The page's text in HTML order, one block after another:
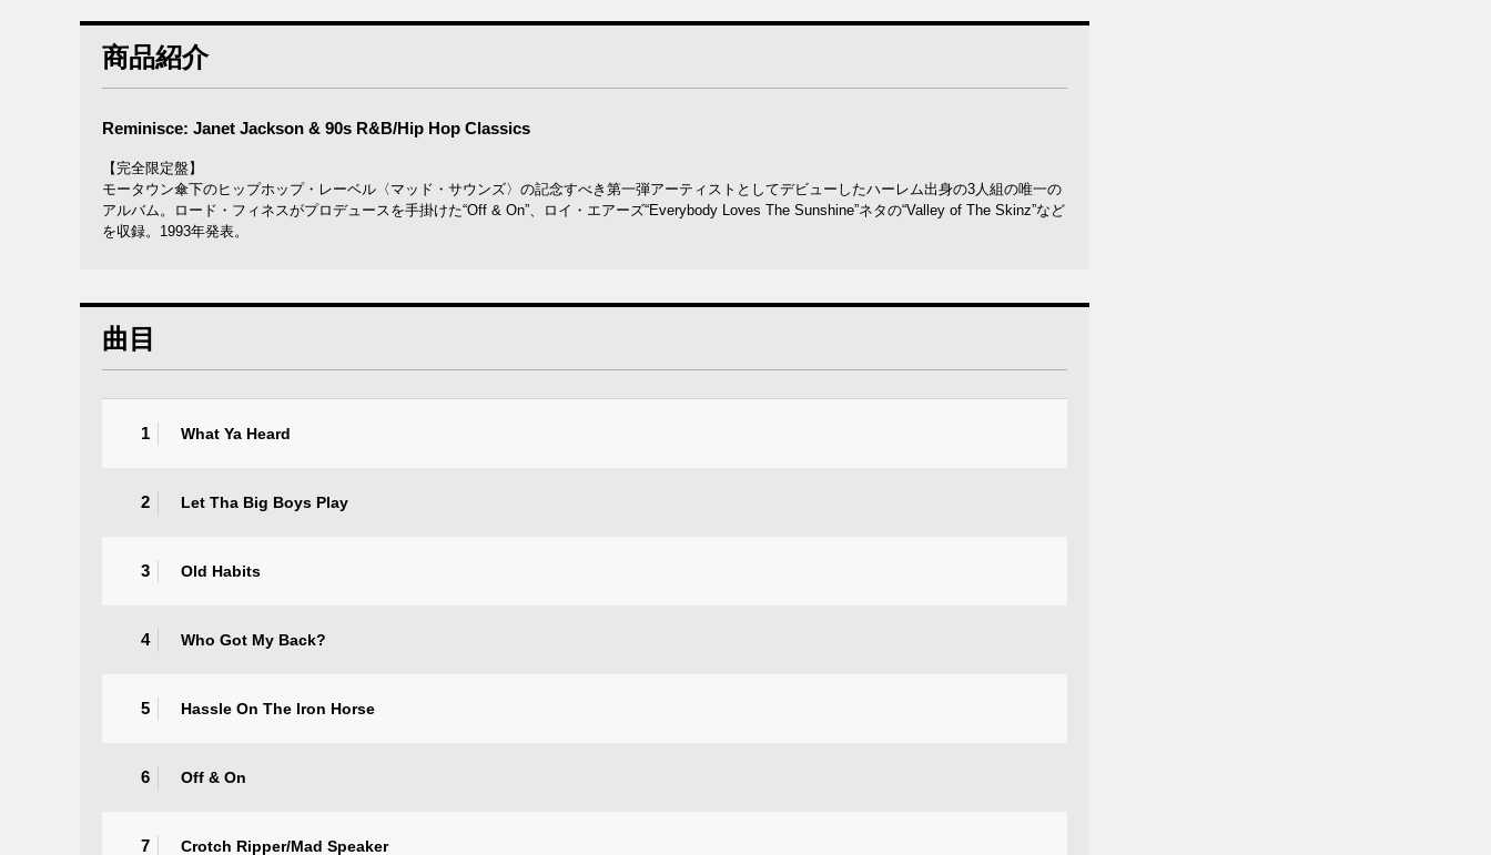
商品紹介
Reminisce: Janet Jackson & 90s R&B/Hip Hop Classics
【完全限定盤】
モータウン傘下のヒップホップ・レーベル〈マッド・サウンズ〉の記念すべき第一弾アーティストとしてデビューしたハーレム出身の3人組の唯一の
アルバム。ロード・フィネスがプロデュースを手掛けた“Off & On”、ロイ・エアーズ“Everybody Loves The Sunshine”ネタの“Valley of The Skinz”など
を収録。1993年発表。
曲目
1 What Ya Heard
2 Let Tha Big Boys Play
3 Old Habits
4 Who Got My Back?
5 Hassle On The Iron Horse
6 Off & On
7 Crotch Ripper/Mad Speaker